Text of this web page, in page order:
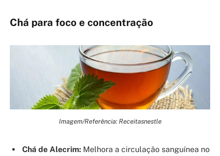
Chá para foco e concentração
Imagem/Referência: Receitasnestle
Chá de Alecrim: Melhora a circulação sanguínea no